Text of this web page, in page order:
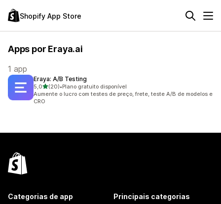
Shopify App Store
Apps por Eraya.ai
1 app
Eraya: A/B Testing
5,0de 5 estrelas
(20)
20 avaliações ao todo
•Plano gratuito disponível
Aumente o lucro com testes de preço, frete, teste A/B de modelos e
CRO
Categorias de app Principais categorias